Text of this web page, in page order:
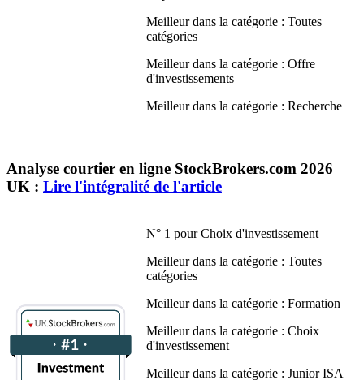
Meilleur dans la catégorie : Toutes
catégories
Meilleur dans la catégorie : Offre
d'investissements
Meilleur dans la catégorie : Recherche
Analyse courtier en ligne StockBrokers.com 2026
UK : Lire l'intégralité de l'article
N° 1 pour Choix d'investissement
Meilleur dans la catégorie : Toutes
catégories
Meilleur dans la catégorie : Formation
Meilleur dans la catégorie : Choix
d'investissement
Meilleur dans la catégorie : Junior ISA